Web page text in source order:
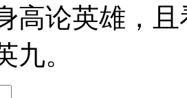
高论英雄，
九。